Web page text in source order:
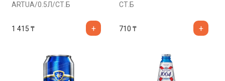
ARTUA/0.5Л/СТ.Б
1 415 ₸
СТ.Б
710 ₸